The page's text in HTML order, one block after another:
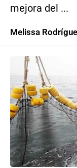
mejora del ...
Melissa